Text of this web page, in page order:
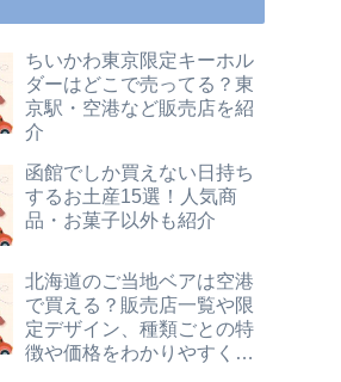
ちいかわ東京限定キーホル
ダーはどこで売ってる？東
京駅・空港など販売店を紹
介
函館でしか買えない日持ち
するお土産15選！人気商
品・お菓子以外も紹介
北海道のご当地ベアは空港
で買える？販売店一覧や限
定デザイン、種類ごとの特
徴や価格をわかりやすく解